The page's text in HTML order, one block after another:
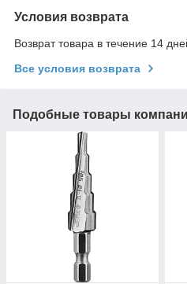
Условия возврата
Возврат товара в течение 14
Все условия возврата
Подобные товары